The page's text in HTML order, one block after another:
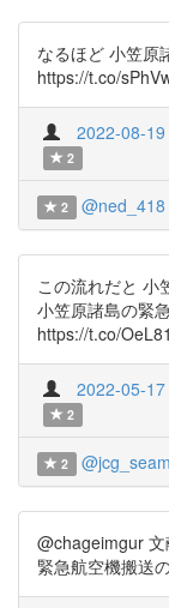
なるほど 小笠原
https://t.co/
2022-08-
2
2 @ned_418
この流れだと 小
小笠原諸島の緊
https://t.co/
2022-05-
2
2
@chageimgur
緊急航空機搬送